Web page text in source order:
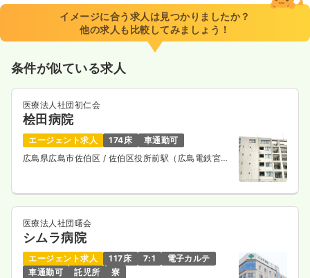
8:30～17:30（休憩60分）
日祝休み
4週8休以上 ブランク可 月給31万円以上可
気になる
日勤のみ（パート）
給与 時給1,300円〜
時間 8:30～17:30（休憩60分）
イメージに合う求人は見つかりましたか？
他の求人も比較してみましょう！
条件が似ている求人
医療法人社団初仁会
桧田病院
エージェント求人 174床
車通勤可
広島県広島市佐伯区 / 佐伯区役所前駅（広島電鉄宮島
医療法人社団曙会
シムラ病院
エージェント求人 117床 7:1
電子カルテ
車通勤可
託児所
寮